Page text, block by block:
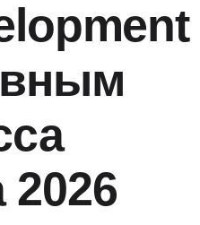
2026